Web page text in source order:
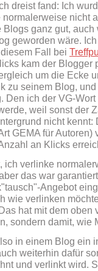
dreist fand: Ich
normalerweise nicht
Blogs ganz gut,
geworden wäre.
Fall bei
kam der Blogger
um die Ecke
zu seinem Blog,
Den ich der VG-
weil sonst der
nicht
GEMA für
an Klicks
ich verlinke
das war
Angebot
wie verlinken
hat mit dem
sondern damit, wie
in einem Blog ein
weiterhin dafür
und verlinkt wird.